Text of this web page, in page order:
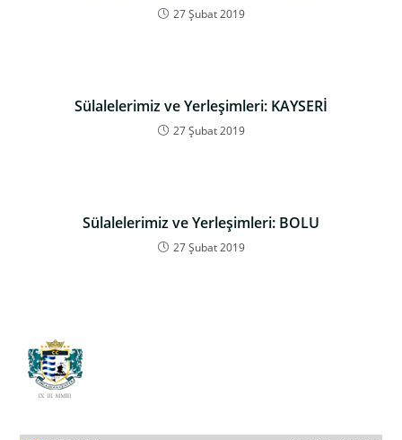
27 Şubat 2019
Sülalelerimiz ve Yerleşimleri: KAYSERİ
27 Şubat 2019
Sülalelerimiz ve Yerleşimleri: BOLU
27 Şubat 2019